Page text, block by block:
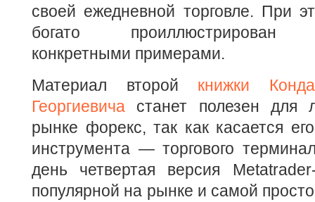
своей ежедневной торговле. При
богато проиллюстрирован
конкретными примерами.
Материал второй книжки
Георгиевича станет полезен для
рынке форекс, так как касается его
инструмента — торгового
день четвертая версия
популярной на рынке и самой